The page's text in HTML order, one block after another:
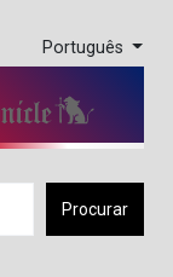
Português
Procurar